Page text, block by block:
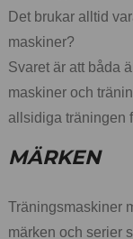
Det brukar alltid
maskiner?
Svaret är att båda
maskiner och
allsidiga träningen
MÄRKEN
Träningsmaskiner
märken och serier